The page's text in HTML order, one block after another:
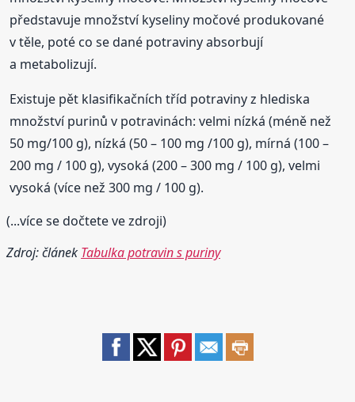
představuje množství kyseliny močové produkované
v těle, poté co se dané potraviny absorbují
a metabolizují.
Existuje pět klasifikačních tříd potraviny z hlediska
množství purinů v potravinách: velmi nízká (méně než
50 mg/100 g), nízká (50 – 100 mg /100 g), mírná (100 –
200 mg / 100 g), vysoká (200 – 300 mg / 100 g), velmi
vysoká (více než 300 mg / 100 g).
(...více se dočtete ve zdroji)
Zdroj: článek Tabulka potravin s puriny